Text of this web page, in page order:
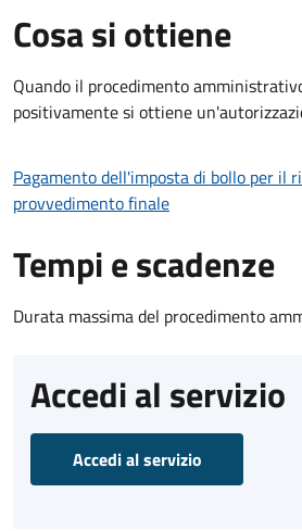
Cosa si ottiene
Quando il procedimento
positivamente si ottiene
Pagamento dell'imposta di bollo per il
provvedimento finale
Tempi e scadenze
Durata massima del procedimento
Accedi al servizio
Accedi al servizio